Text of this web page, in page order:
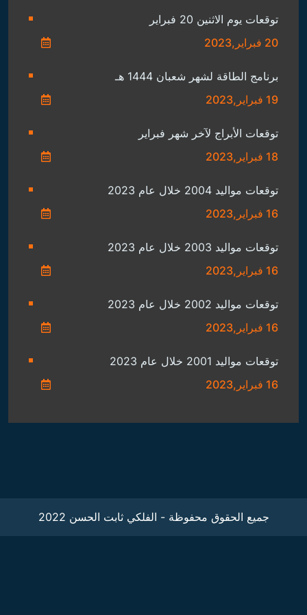
توقعات يوم الاثنين 20 فبراير
20 فبراير,2023
برنامج الطاقة لشهر شعبان 1444 هـ
19 فبراير,2023
توقعات الأبراج لآخر شهر فبراير
18 فبراير,2023
توقعات مواليد 2004 خلال عام 2023
16 فبراير,2023
توقعات مواليد 2003 خلال عام 2023
16 فبراير,2023
توقعات مواليد 2002 خلال عام 2023
16 فبراير,2023
توقعات مواليد 2001 خلال عام 2023
16 فبراير,2023
جميع الحقوق محفوظة - الفلكي ثابت الحسن 2022